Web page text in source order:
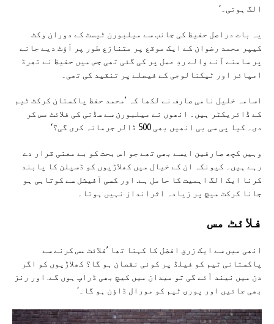
الگ ہوتی۔‘
یہ بات دراصل حفیظ کی جانب سے میلبورن ٹیسٹ کے دوران وکٹ
کیپر محمد رضوان کے ایک موقع پر متنازع طور پر آؤٹ دیے جانے
پر سامنے آنے والے ردِ عمل پر کی گئی تھی جس میں حفیظ نے تھرڈ
امپائر اور ٹیکنالوجی کے فیصلے پر تنقید کی تھی۔
اسامہ خلیل نامی صارف نے لکھا کہ ’محمد حفظ پاکستان کرکٹ ٹیم
کے ڈائریکٹر ہیں۔ انھوں نے میلبورن سے سڈنی کی فلائٹ مس کر
دی۔ کیا پی سی بی انھیں بھی 500 ڈالر جرمانہ کری گی؟‘
وہیں کچھ صارفین ایسے بھی تھے جو اس بحث کو بے معنی قرار دے
رہے ہیں۔ کیونکہ ان کے خیال میں کھلاڑیوں کو ڈسپلن کا پابند
کرنا ایک الگ اہمیت کا حامل ہے. اور کسی آفیشل سے کوتاہی ہو
جانا کرکٹ میچ پر زیادہ اثرانداز نہیں ہوتا۔
فلائٹ مس
انھی میں سے ایک زرق افضل کا کہنا تھا ’فلائٹ مس کرنے سے
پاکستانی ٹیم کو فیلڈ پر کوئی نقصان ہو گا؟ کھلاڑیوں کو اگر
دن میں نیند آئے گی تو میدان میں کیچ بھی ڈراپ ہوں گے. اور رنز
بھی جائیں اور پوری ٹیم کو مورال ڈاؤن ہو گا۔‘